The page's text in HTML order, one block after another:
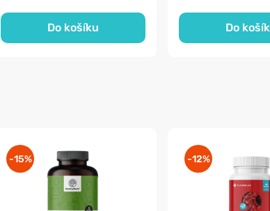
Do košíku Do
-15% -12%